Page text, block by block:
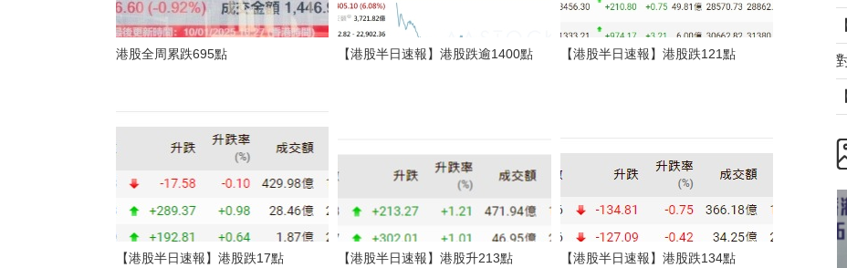
港股全周累跌695點 【港股半日速報】港股跌逾1400點 【港股半日速報】港股跌121點
【港股半日速報】港股跌17點 【港股半日速報】港股升213點 【港股半日速報】港股跌134點